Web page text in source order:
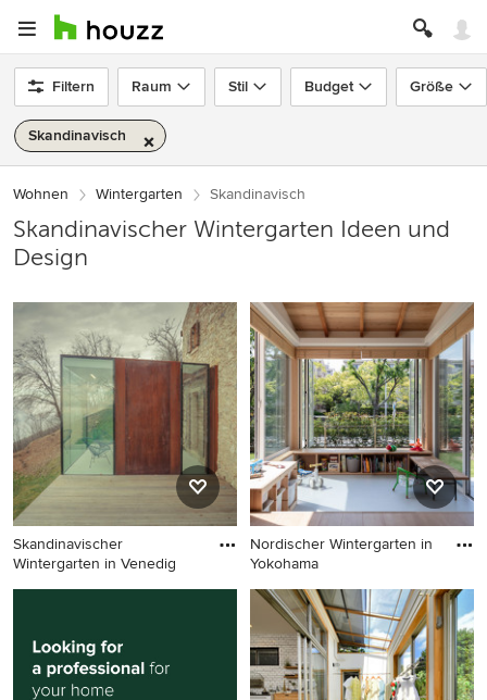
Filtern Raum Stil Budget Größe
Skandinavisch
Wohnen Wintergarten Skandinavisch
Skandinavischer Wintergarten Ideen und
Design
Skandinavischer
Wintergarten in Venedig
Skandinavischer
Nordischer Wintergarten in
Yokohama
Nordischer Wintergarten in
Yokohama